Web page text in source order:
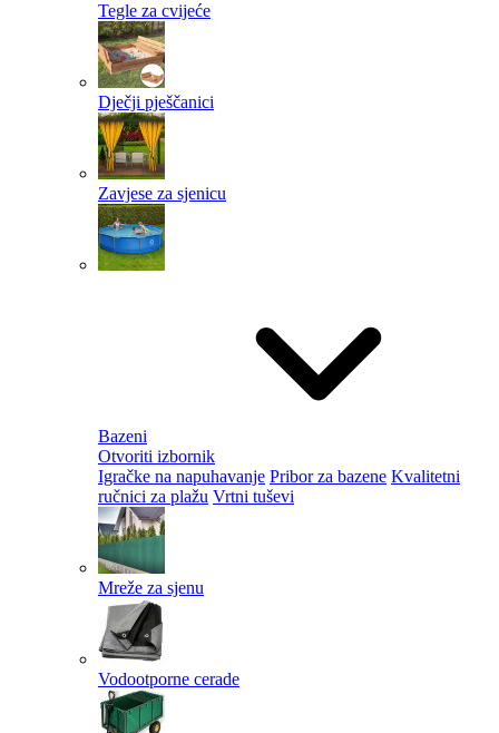
Tegle za cvijeće
Dječji pješčanici
Zavjese za sjenicu
Bazeni
Otvoriti izbornik
Igračke na napuhavanje Pribor za bazene Kvalitetni
ručnici za plažu Vrtni tuševi
Mreže za sjenu
Vodootporne cerade